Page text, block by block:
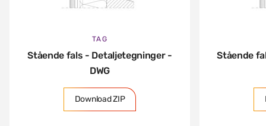
TAG
Stående fals - Detaljetegninger -
DWG
Download ZIP
Stående